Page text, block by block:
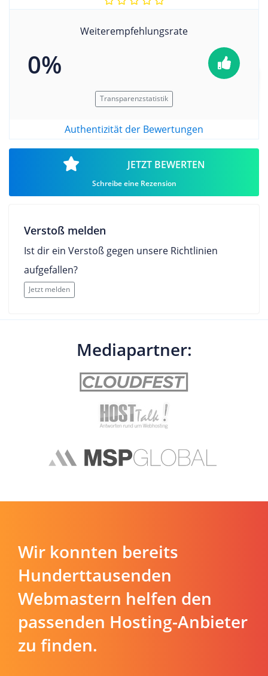
Weiterempfehlungsrate
0%
Transparenzstatistik
Authentizität der Bewertungen
JETZT BEWERTEN
Schreibe eine Rezension
Verstoß melden
Ist dir ein Verstoß gegen unsere Richtlinien
aufgefallen?
Jetzt melden
Mediapartner:
Wir konnten bereits
Hunderttausenden
Webmastern helfen den
passenden Hosting-Anbieter
zu finden.